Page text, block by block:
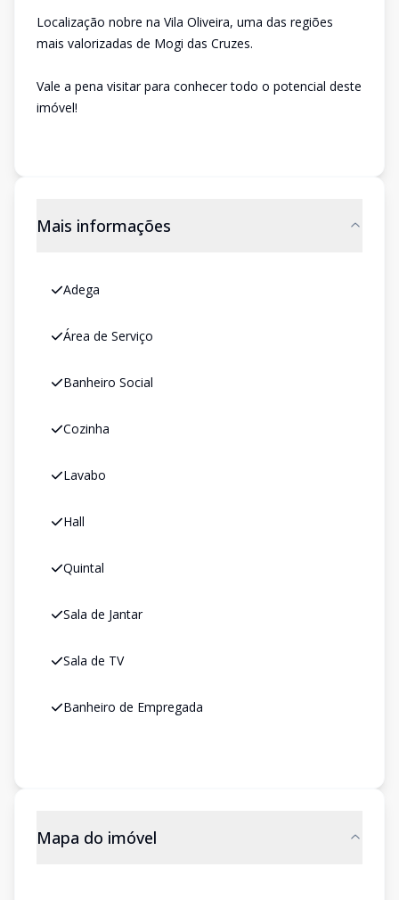
Localização nobre na Vila Oliveira, uma das regiões
mais valorizadas de Mogi das Cruzes.
Vale a pena visitar para conhecer todo o potencial deste
imóvel!
Mais informações
Adega
Área de Serviço
Banheiro Social
Cozinha
Lavabo
Hall
Quintal
Sala de Jantar
Sala de TV
Banheiro de Empregada
Mapa do imóvel